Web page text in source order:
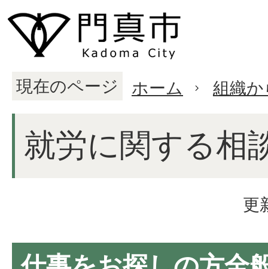
現在のページ ホーム 組織
就労に関する相
更